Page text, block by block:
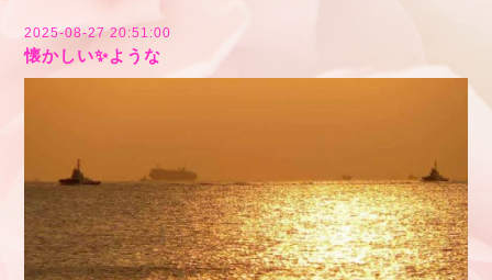
2025-08-27 20:51:00
懐かしい✨ような